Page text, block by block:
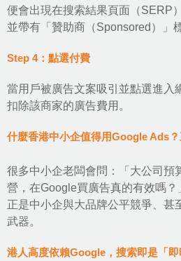
便會出現在搜索結果頁面（SERP
並帶有「贊助商（Sponsored）」
Step 4：點選付費
當用戶被廣告文案吸引並點選進入
扣除該商家的廣告費用。
什麼香港中小企值得用Google Ads
很多中小企老闆會問：「大公司預
營，在Google買廣告真的有效嗎
正是中小企與大品牌公平競爭、甚
武器。
港人高度依賴Google，搜索即是「即